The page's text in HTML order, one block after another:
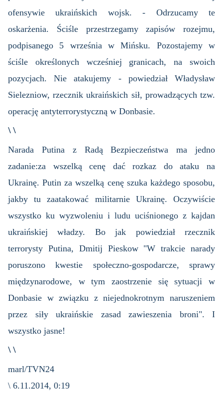
ofensywie ukraińskich wojsk. - Odrzucamy te
oskarżenia. Ściśle przestrzegamy zapisów rozejmu,
podpisanego 5 września w Mińsku. Pozostajemy w
ściśle określonych wcześniej granicach, na swoich
pozycjach. Nie atakujemy - powiedział Władysław
Sielezniow, rzecznik ukraińskich sił, prowadzących tzw.
operację antyterrorystyczną w Donbasie.
\ \
Narada Putina z Radą Bezpieczeństwa ma jedno
zadanie:za wszelką cenę dać rozkaz do ataku na
Ukrainę. Putin za wszelką cenę szuka każdego sposobu,
jakby tu zaatakować militarnie Ukrainę. Oczywiście
wszystko ku wyzwoleniu i ludu uciśnionego z kajdan
ukraińskiej władzy. Bo jak powiedział rzecznik
terrorysty Putina, Dmitij Pieskow "W trakcie narady
poruszono kwestie społeczno-gospodarcze, sprawy
międzynarodowe, w tym zaostrzenie się sytuacji w
Donbasie w związku z niejednokrotnym naruszeniem
przez siły ukraińskie zasad zawieszenia broni". I
wszystko jasne!
\ \
marl/TVN24
\ 6.11.2014, 0:19